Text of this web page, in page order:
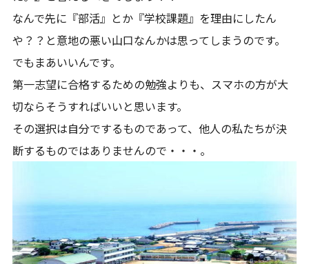
なんで先に『部活』とか『学校課題』を理由にしたん
や？？と意地の悪い山口なんかは思ってしまうのです。
でもまあいいんです。
第一志望に合格するための勉強よりも、スマホの方が大
切ならそうすればいいと思います。
その選択は自分でするものであって、他人の私たちが決
断するものではありませんので・・・。